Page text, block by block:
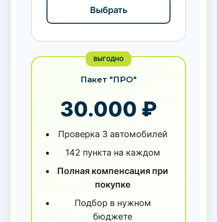
Выбрать
ВЫГОДНО
Пакет "ПРО"
30.000 ₽
Проверка 3 автомобилей
142 пункта на каждом
Полная компенсация при
покупке
Подбор в нужном
бюджете